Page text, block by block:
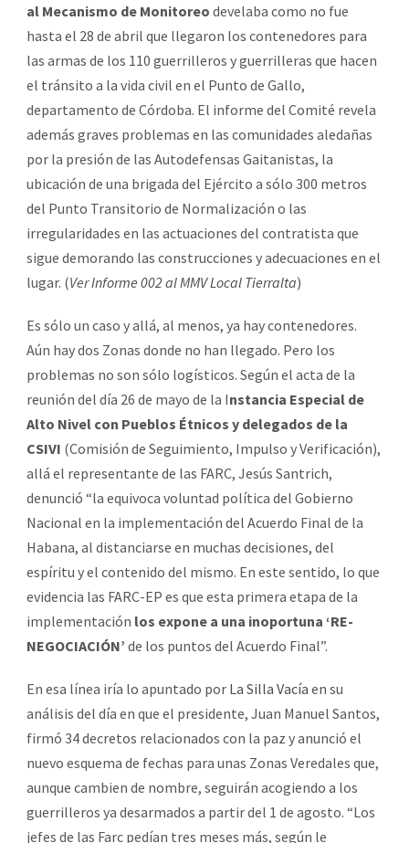
al Mecanismo de Monitoreo develaba como no fue
hasta el 28 de abril que llegaron los contenedores para
las armas de los 110 guerrilleros y guerrilleras que hacen
el tránsito a la vida civil en el Punto de Gallo,
departamento de Córdoba. El informe del Comité revela
además graves problemas en las comunidades aledañas
por la presión de las Autodefensas Gaitanistas, la
ubicación de una brigada del Ejército a sólo 300 metros
del Punto Transitorio de Normalización o las
irregularidades en las actuaciones del contratista que
sigue demorando las construcciones y adecuaciones en el
lugar. (VerInforme 002 al MMV Local Tierralta)
Es sólo un caso y allá, al menos, ya hay contenedores.
Aún hay dos Zonas donde no han llegado. Pero los
problemas no son sólo logísticos. Según el acta de la
reunión del día 26 de mayo de la Instancia Especial de
Alto Nivel con Pueblos Étnicos y delegados de la
CSIVI (Comisión de Seguimiento, Impulso y Verificación),
allá el representante de las FARC, Jesús Santrich,
denunció “la equivoca voluntad política del Gobierno
Nacional en la implementación del Acuerdo Final de la
Habana, al distanciarse en muchas decisiones, del
espíritu y el contenido del mismo. En este sentido, lo que
evidencia las FARC-EP es que esta primera etapa de la
implementación los expone a una inoportuna ‘RE-
NEGOCIACIÓN’ de los puntos del Acuerdo Final”.
En esa línea iría lo apuntado por La Silla Vacía en su
análisis del día en que el presidente, Juan Manuel Santos,
firmó 34 decretos relacionados con la paz y anunció el
nuevo esquema de fechas para unas Zonas Veredales que,
aunque cambien de nombre, seguirán acogiendo a los
guerrilleros ya desarmados a partir del 1 de agosto. “Los
jefes de las Farc pedían tres meses más, según le